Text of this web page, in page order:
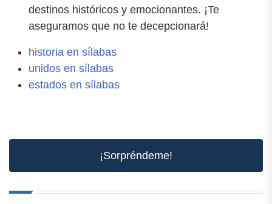
destinos históricos y emocionantes. ¡Te
aseguramos que no te decepcionará!
historia en sílabas
unidos en sílabas
estados en sílabas
¡Sorpréndeme!